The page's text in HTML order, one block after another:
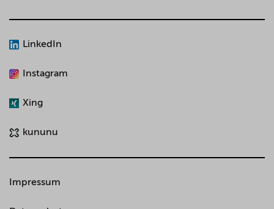
LinkedIn
Instagram
Xing
kununu
Impressum